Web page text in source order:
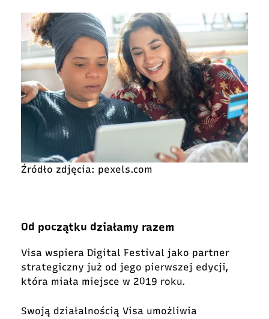
Źródło zdjęcia: pexels.com
Od początku działamy razem
Visa wspiera Digital Festival jako partner
strategiczny już od jego pierwszej edycji,
która miała miejsce w 2019 roku.
Swoją działalnością Visa umożliwia